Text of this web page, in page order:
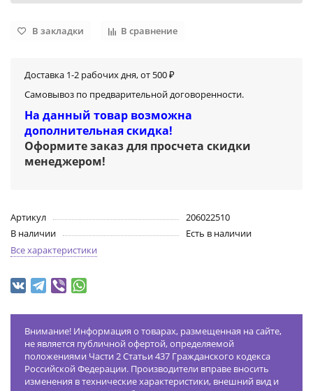
В закладки В сравнение
Доставка 1-2 рабочих дня, от 500 ₽
Самовывоз по предварительной договоренности.
На данный товар возможна
дополнительная скидка!
Оформите заказ для просчета скидки
менеджером!
Артикул
206022510
В наличии
Есть в наличии
Все характеристики
Внимание! Информация о товарах, размещенная на сайте,
не является публичной офертой, определяемой
положениями Части 2 Статьи 437 Гражданского кодекса
Российской Федерации. Производители вправе вносить
изменения в технические характеристики, внешний вид и